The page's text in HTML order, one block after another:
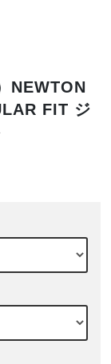
NEWTON
FIT ジ